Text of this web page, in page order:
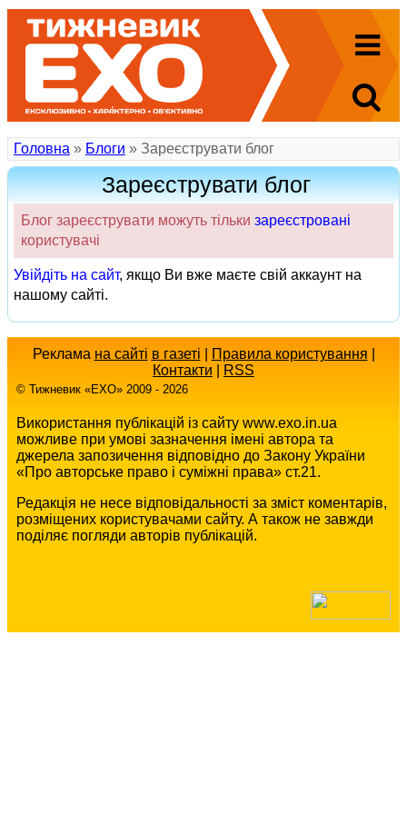
Головна » Блоги » Зареєструвати блог
Зареєструвати блог
Блог зареєструвати можуть тільки зареєстровані
користувачі
Увійдіть на сайт, якщо Ви вже маєте свій аккаунт на
нашому сайті.
Реклама на сайті в газеті Правила користування
Контакти
RSS
© Тижневик «EХO» 2009 - 2026
Використання публікацій із сайту www.exo.in.ua
можливе при умові зазначення імені автора та
джерела запозичення відповідно до Закону України
«Про авторське право і суміжні права» ст.21.
Редакція не несе відповідальності за зміст коментарів,
розміщених користувачами сайту. А також не завжди
поділяє погляди авторів публікацій.